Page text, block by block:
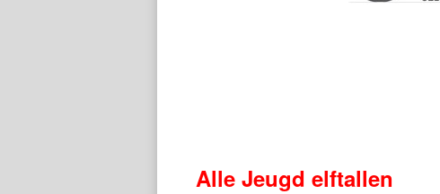
Alle Jeugd elftallen